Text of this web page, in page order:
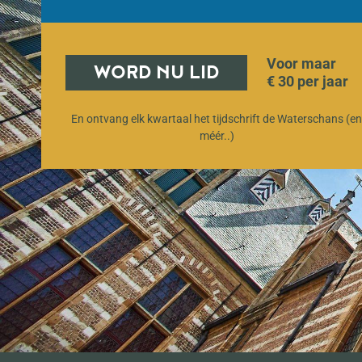
WORD NU LID
Voor maar
€ 30 per jaar
En ontvang elk kwartaal het tijdschrift de Waterschans (en
méér..)